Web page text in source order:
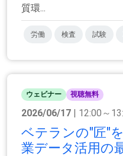
質環...
労働 検査 試験
ウェビナー 視聴無料
2026/06/17 | 12:00～
ベテランの"匠"
業データ活用の